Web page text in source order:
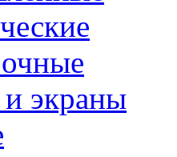
экраны